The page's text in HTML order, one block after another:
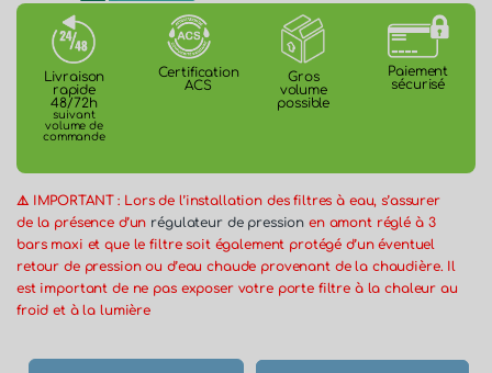
Livraison
rapide
48/72h
suivant
volume de
commande
Certification
ACS
Gros
volume
possible
Paiement
sécurisé
⚠️ IMPORTANT : Lors de l’installation des filtres à eau, s’assurer
de la présence d’un régulateur de pression en amont réglé à 3
bars maxi et que le filtre soit également protégé d’un éventuel
retour de pression ou d’eau chaude provenant de la chaudière. Il
est important de ne pas exposer votre porte filtre à la chaleur au
froid et à la lumière